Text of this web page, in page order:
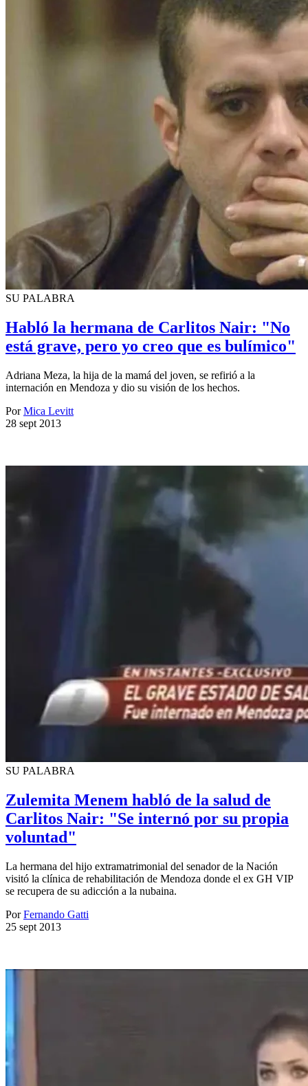
SU PALABRA
Habló la hermana de Carlitos Nair: "No
está grave, pero yo creo que es bulímico"
Adriana Meza, la hija de la mamá del joven, se refirió a la
internación en Mendoza y dio su visión de los hechos.
PorMica Levitt
28 sept 2013
SU PALABRA
Zulemita Menem habló de la salud de
Carlitos Nair: "Se internó por su propia
voluntad"
La hermana del hijo extramatrimonial del senador de la Nación
visitó la clínica de rehabilitación de Mendoza donde el ex GH VIP
se recupera de su adicción a la nubaina.
PorFernando Gatti
25 sept 2013